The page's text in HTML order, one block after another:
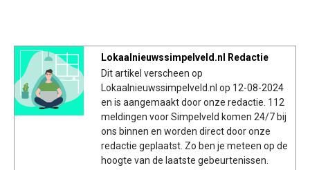
Lokaalnieuwssimpelveld.nl Redactie
Dit artikel verscheen op
Lokaalnieuwssimpelveld.nl op 12-08-2024
en is aangemaakt door onze redactie. 112
meldingen voor Simpelveld komen 24/7 bij
ons binnen en worden direct door onze
redactie geplaatst. Zo ben je meteen op de
hoogte van de laatste gebeurtenissen.